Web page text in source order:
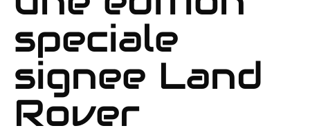
speciale
signee Land
Rover